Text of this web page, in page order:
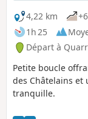
4,22 km
1h 25
Départ à
Petite boucle
des Châtelains
tranquille.